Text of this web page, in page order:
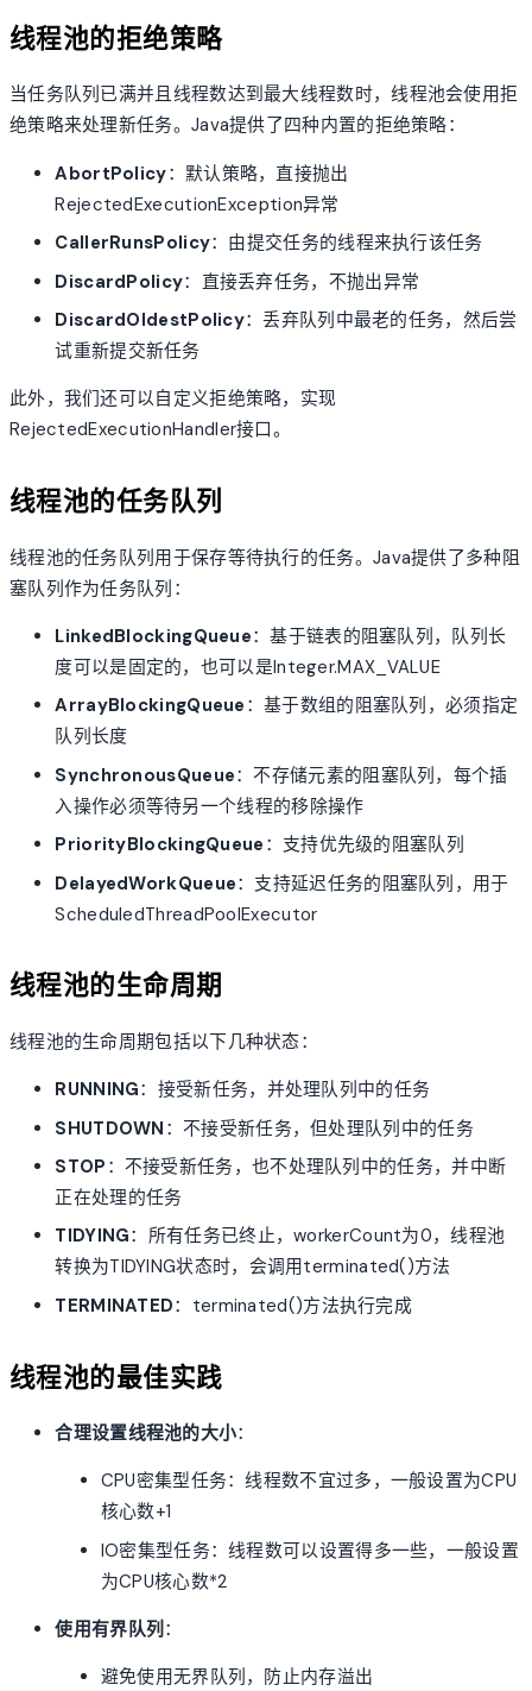
线程池的拒绝策略
当任务队列已满并且线程数达到最大线程数时，线程池会使用拒
绝策略来处理新任务。Java提供了四种内置的拒绝策略：
AbortPolicy：默认策略，直接抛出
RejectedExecutionException异常
CallerRunsPolicy：由提交任务的线程来执行该任务
DiscardPolicy：直接丢弃任务，不抛出异常
DiscardOldestPolicy：丢弃队列中最老的任务，然后尝
试重新提交新任务
此外，我们还可以自定义拒绝策略，实现
RejectedExecutionHandler接口。
线程池的任务队列
线程池的任务队列用于保存等待执行的任务。Java提供了多种阻
塞队列作为任务队列：
LinkedBlockingQueue：基于链表的阻塞队列，队列长
度可以是固定的，也可以是Integer.MAX_VALUE
ArrayBlockingQueue ：基于数组的阻塞队列，必须指定
队列长度
SynchronousQueue：不存储元素的阻塞队列，每个插
入操作必须等待另一个线程的移除操作
PriorityBlockingQueue ：支持优先级的阻塞队列
DelayedWorkQueue：支持延迟任务的阻塞队列，用于
ScheduledThreadPoolExecutor
线程池的生命周期
线程池的生命周期包括以下几种状态：
RUNNING：接受新任务，并处理队列中的任务
SHUTDOWN ：不接受新任务，但处理队列中的任务
STOP ：不接受新任务，也不处理队列中的任务，并中断
正在处理的任务
TIDYING：所有任务已终止，workerCount为0，线程池
转换为TIDYING状态时，会调用terminated()方法
TERMINATED：terminated()方法执行完成
线程池的最佳实践
合理设置线程池的大小：
CPU密集型任务：线程数不宜过多，一般设置为CPU
核心数+1
IO密集型任务：线程数可以设置得多一些，一般设置
为CPU核心数*2
使用有界队列 ：
避免使用无界队列，防止内存溢出